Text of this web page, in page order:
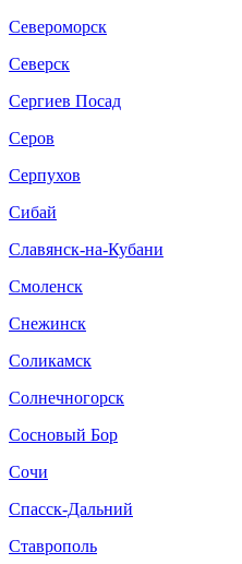
Североморск
Северск
Сергиев Посад
Серов
Серпухов
Сибай
Славянск-на-Кубани
Смоленск
Снежинск
Соликамск
Солнечногорск
Сосновый Бор
Сочи
Спасск-Дальний
Ставрополь